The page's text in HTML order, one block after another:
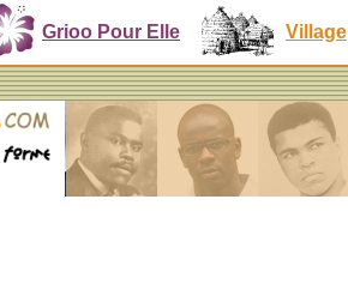
Grioo Pour Elle Village